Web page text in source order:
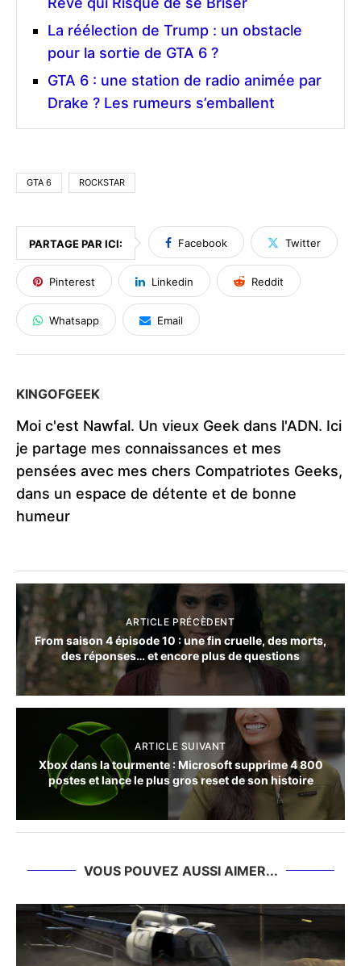
La réélection de Trump : un obstacle
pour la sortie de GTA 6 ?
GTA 6 : une station de radio animée par
Drake ? Les rumeurs s’emballent
GTA 6 ROCKSTAR
PARTAGE PAR ICI: Facebook Twitter
Pinterest Linkedin Reddit
Whatsapp Email
KINGOFGEEK
Moi c'est Nawfal. Un vieux Geek dans l'ADN. Ici
je partage mes connaissances et mes
pensées avec mes chers Compatriotes Geeks,
dans un espace de détente et de bonne
humeur
ARTICLE PRÉCÈDENT
From saison 4 épisode 10 : une fin cruelle, des morts,
des réponses… et encore plus de questions
ARTICLE SUIVANT
Xbox dans la tourmente : Microsoft supprime 4 800
postes et lance le plus gros reset de son histoire
VOUS POUVEZ AUSSI AIMER...